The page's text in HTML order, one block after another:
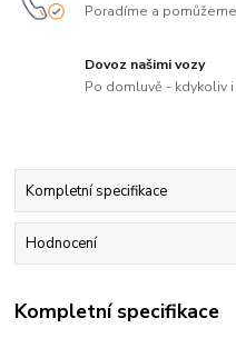
Poradíme a
Dovoz našimi vozy
Po domluvě - kdykoliv
Kompletní specifikace
Hodnocení
Kompletní specifikace